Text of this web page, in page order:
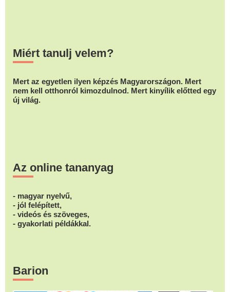
Miért tanulj velem?
Mert az egyetlen ilyen képzés Magyarországon. Mert
nem kell otthonról kimozdulnod. Mert kinyílik előtted egy
új világ.
Az online tananyag
- magyar nyelvű,
- jól felépített,
- videós és szöveges,
- gyakorlati példákkal.
Barion